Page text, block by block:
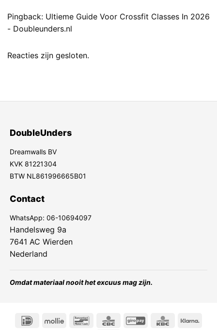
Pingback: Ultieme Guide Voor Crossfit Classes In 2026
- Doubleunders.nl
Reacties zijn gesloten.
DoubleUnders
Dreamwalls BV
KVK 81221304
BTW NL861996665B01
Contact
WhatsApp: 06-10694097
Handelsweg 9a
7641 AC Wierden
Nederland
Omdat materiaal nooit het excuus mag zijn.
IDeal Mollie BancontactCBC GiroPay KBC